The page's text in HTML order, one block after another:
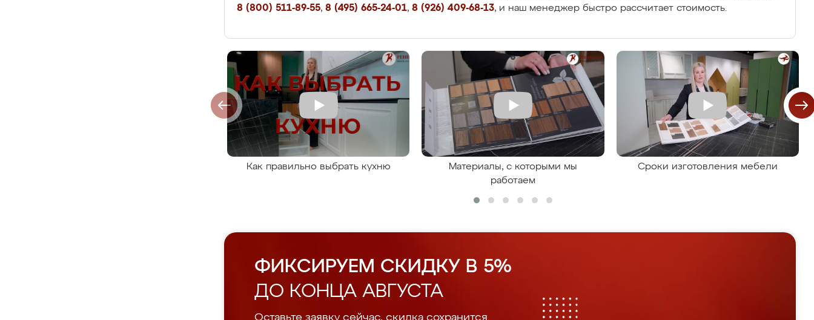
8 (800) 511-89-55, 8 (495) 665-24-01, 8 (926) 409-68-13, и наш менеджер быстро рассчитает стоимость.
Как правильно выбрать кухню
Материалы, с которыми мы
работаем
Сроки изготовления мебели
ФИКСИРУЕМ СКИДКУ В 5%
ДО КОНЦА АВГУСТА
Оставьте заявку сейчас, скидка сохранится.